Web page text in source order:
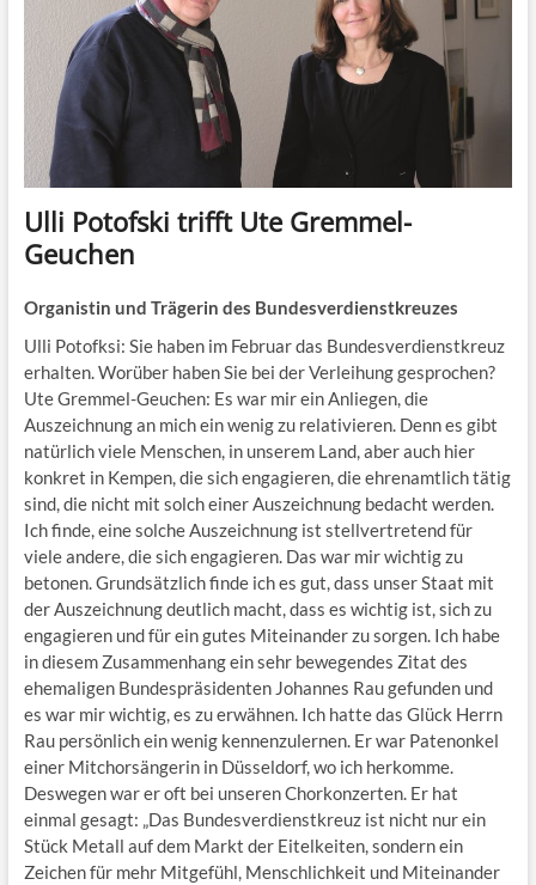
Ulli Potofski trifft Ute Gremmel-
Geuchen
Organistin und Trägerin des Bundesverdienstkreuzes
Ulli Potofksi: Sie haben im Februar das Bundesverdienstkreuz
erhalten. Worüber haben Sie bei der Verleihung gesprochen?
Ute Gremmel-Geuchen: Es war mir ein Anliegen, die
Auszeichnung an mich ein wenig zu relativieren. Denn es gibt
natürlich viele Menschen, in unserem Land, aber auch hier
konkret in Kempen, die sich engagieren, die ehrenamtlich tätig
sind, die nicht mit solch einer Auszeichnung bedacht werden.
Ich finde, eine solche Auszeichnung ist stellvertretend für
viele andere, die sich engagieren. Das war mir wichtig zu
betonen. Grundsätzlich finde ich es gut, dass unser Staat mit
der Auszeichnung deutlich macht, dass es wichtig ist, sich zu
engagieren und für ein gutes Miteinander zu sorgen. Ich habe
in diesem Zusammenhang ein sehr bewegendes Zitat des
ehemaligen Bundespräsidenten Johannes Rau gefunden und
es war mir wichtig, es zu erwähnen. Ich hatte das Glück Herrn
Rau persönlich ein wenig kennenzulernen. Er war Patenonkel
einer Mitchorsängerin in Düsseldorf, wo ich herkomme.
Deswegen war er oft bei unseren Chorkonzerten. Er hat
einmal gesagt: „Das Bundesverdienstkreuz ist nicht nur ein
Stück Metall auf dem Markt der Eitelkeiten, sondern ein
Zeichen für mehr Mitgefühl, Menschlichkeit und Miteinander